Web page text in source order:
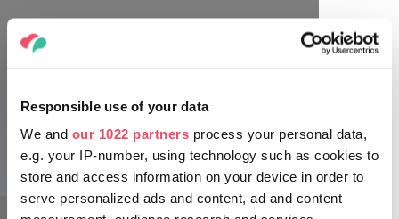
Responsible use of your data
We and our 1022 partners process your personal data,
e.g. your IP-number, using technology such as cookies to
store and access information on your device in order to
serve personalized ads and content, ad and content
Die Andrássy-Straße und ihre prachtvollen
Gebäude, wie z. B. die vom namhaften Architekten,
Miklós Ybl, entworfene Staatsoper, die im Stil der
Neorenaissance erbaute Musikakademie oder die
Modehalle (Divatcsarnok) im Jugendstil, wurden